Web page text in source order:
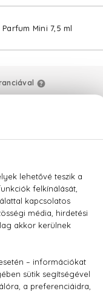
Mini 7,5 ml